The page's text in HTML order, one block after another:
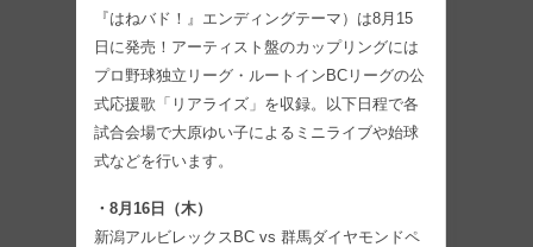
『はねバド！』エンディングテーマ）は8月15
日に発売！アーティスト盤のカップリングには
プロ野球独立リーグ・ルートインBCリーグの公
式応援歌「リアライズ」を収録。以下日程で各
試合会場で大原ゆい子によるミニライブや始球
式などを行います。
・8月16日（木）
新潟アルビレックスBC vs 群馬ダイヤモンドペ